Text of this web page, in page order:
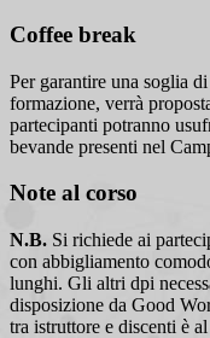
Coffee break
Per garantire una soglia
formazione, verrà
partecipanti potranno
bevande presenti nel
Note al corso
N.B. Si richiede ai
con abbigliamento
lunghi. Gli altri dpi
disposizione da Good
tra istruttore e discenti è